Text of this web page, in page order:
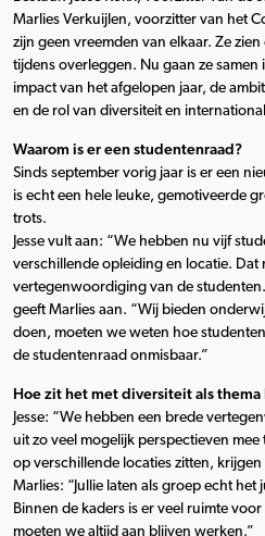
Marlies Verkuijlen, voorzitter van het
zijn geen vreemden van elkaar. Ze
tijdens overleggen. Nu gaan ze samen
impact van het afgelopen jaar, de
en de rol van diversiteit en
Waarom is er een studentenraad?
Sinds september vorig jaar is er een
is echt een hele leuke, gemotiveerde
trots.
Jesse vult aan: “We hebben nu vijf
verschillende opleiding en locatie. Dat
vertegenwoordiging van de
geeft Marlies aan. “Wij bieden
doen, moeten we weten hoe
de studentenraad onmisbaar.”
Hoe zit het met diversiteit als thema
Jesse: “We hebben een brede
uit zo veel mogelijk perspectieven
op verschillende locaties zitten, krijgen
Marlies: “Jullie laten als groep echt het
Binnen de kaders is er veel ruimte
moeten we altijd aan blijven werken.”